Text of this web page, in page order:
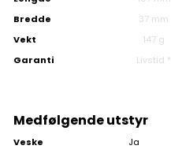
Bredde
37 mm
Vekt
147 g
Garanti
Livstid *
Medfølgende utstyr
Veske
Ja